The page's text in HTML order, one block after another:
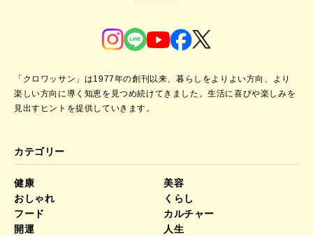
「クロワッサン」は1977年の創刊以来、暮らしをよりよい方向、より
楽しい方向に導く知恵を見つめ続けてきました。生活に喜びや楽しみを
見出すヒントを提供していきます。
カテゴリー
健康
美容
おしゃれ
くらし
フード
カルチャー
開運
人生